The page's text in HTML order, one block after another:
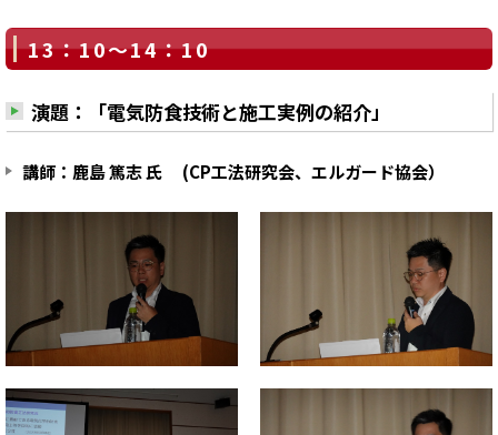
13：10～14：10
演題：「電気防食技術と施工実例の紹介」
講師：鹿島 篤志 氏 (CP工法研究会、エルガード協会）